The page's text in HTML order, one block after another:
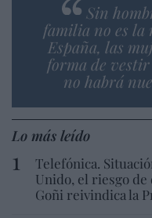
Sin
familia no es la
España, las
forma de
no habrá
Lo más leído
Telefónica.
Unido, el riesgo
Goñi reivindica la